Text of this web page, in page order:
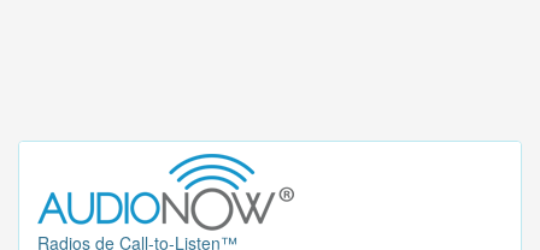
Radios de Call-to-Listen™